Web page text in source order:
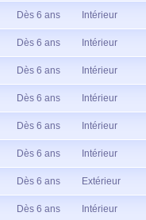
Dès 6 ans Intérieur
Dès 6 ans Intérieur
Dès 6 ans Intérieur
Dès 6 ans Intérieur
Dès 6 ans Intérieur
Dès 6 ans Intérieur
Dès 6 ans Extérieur
Dès 6 ans Intérieur